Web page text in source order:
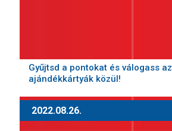
Gyűjtsd a pontokat és válogass az
ajándékkártyák közül!
2022.08.26.